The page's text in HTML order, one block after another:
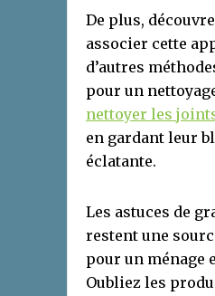
De plus,
associer cette
d’autres
pour un
nettoyer les
en gardant leur
éclatante.
Les astuces de
restent une
pour un ménage
Oubliez les